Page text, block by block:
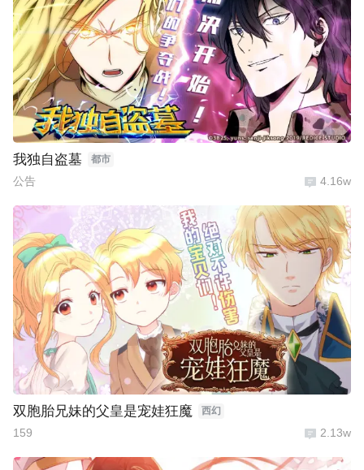
我独自盗墓 都市
公告 4.16w
双胞胎兄妹的父皇是宠娃狂魔 西幻
159 2.13w